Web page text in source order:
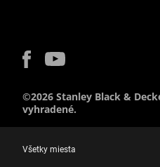
©2026 Stanley Black &
vyhradené.
Všetky miesta